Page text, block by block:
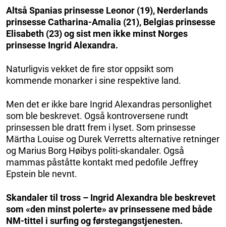
Altså Spanias prinsesse Leonor (19), Nerderlands
prinsesse Catharina-Amalia (21), Belgias prinsesse
Elisabeth (23) og sist men ikke minst Norges
prinsesse Ingrid Alexandra.
Naturligvis vekket de fire stor oppsikt som
kommende monarker i sine respektive land.
Men det er ikke bare Ingrid Alexandras personlighet
som ble beskrevet. Også kontroversene rundt
prinsessen ble dratt frem i lyset. Som prinsesse
Märtha Louise og Durek Verretts alternative retninger
og Marius Borg Høibys politi-skandaler. Også
mammas påståtte kontakt med pedofile Jeffrey
Epstein ble nevnt.
Skandaler til tross – Ingrid Alexandra ble beskrevet
som «den minst polerte» av prinsessene med både
NM-tittel i surfing og førstegangstjenesten.